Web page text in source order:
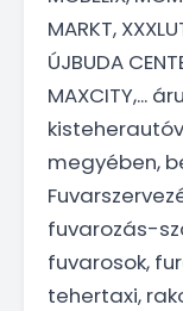
MARKT,
ÚJBUDA
MAXCITY,...
megyében,
fuvarozás-
fuvarosok,
tehertaxi,